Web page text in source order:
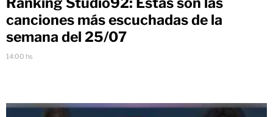
canciones más escuchadas de la
semana del 25/07
14:00 hs